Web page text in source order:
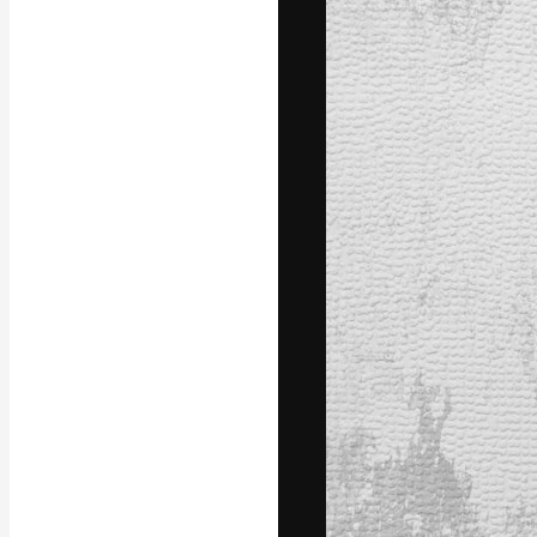
La piattaforma
migliori lavori.
creativi,
Italiano
Copyright © 2010-